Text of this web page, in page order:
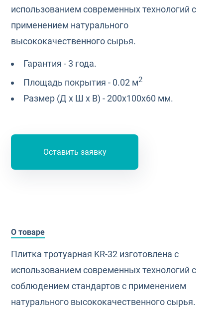
использованием современных технологий с
применением натурального
высококачественного сырья.
Гарантия - 3 года.
Площадь покрытия - 0.02 м2
Размер (Д х Ш х В) - 200х100х60 мм.
Оставить заявку
О товаре
Плитка тротуарная KR-32 изготовлена с
использованием современных технологий с
соблюдением стандартов с применением
натурального высококачественного сырья.